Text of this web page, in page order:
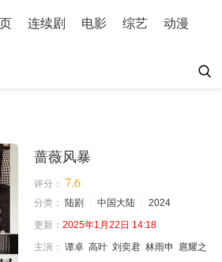
连续剧 电影 综艺 动漫
蔷薇风暴
评分： 7.6
分类： 陆剧 中国大陆
2024
更新： 2025年1月22日 14:18
主演： 谭卓 高叶 刘奕君 林雨申
扈耀之